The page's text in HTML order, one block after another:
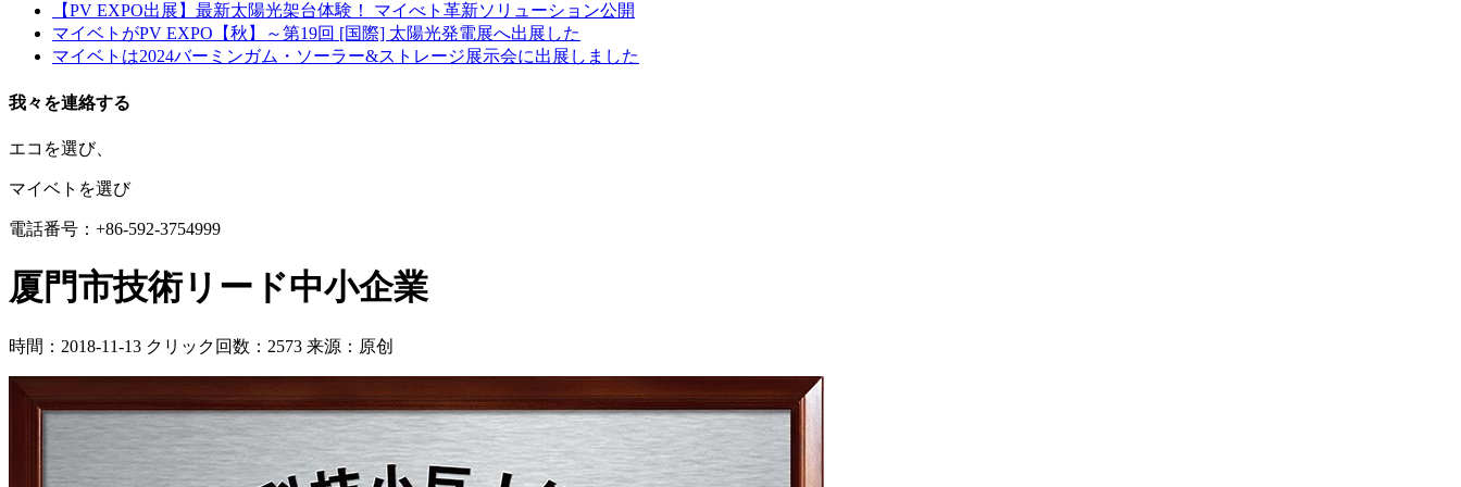
【PV EXPO出展】最新太陽光架台体験！ マイべト革新ソリューション公開
マイベトがPV EXPO【秋】～第19回 [国際] 太陽光発電展へ出展した
マイベトは2024バーミンガム・ソーラー&ストレージ展示会に出展しました
我々を連絡する
エコを選び、
マイベトを選び
電話番号：+86-592-3754999
厦門市技術リード中小企業
時間：2018-11-13 クリック回数：2573 来源：原创